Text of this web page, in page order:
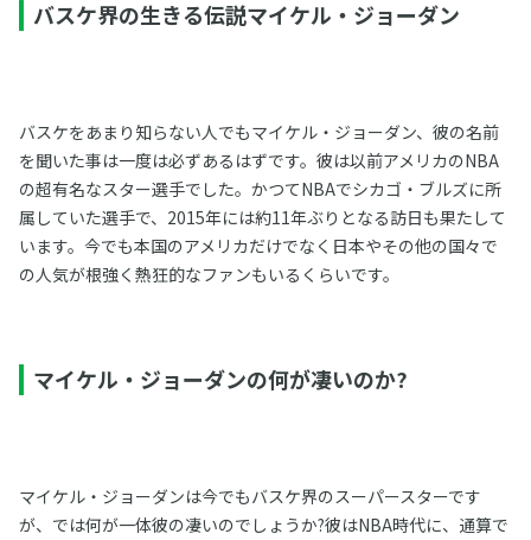
バスケ界の生きる伝説マイケル・ジョーダン
バスケをあまり知らない人でもマイケル・ジョーダン、彼の名前
を聞いた事は一度は必ずあるはずです。彼は以前アメリカのNBA
の超有名なスター選手でした。かつてNBAでシカゴ・ブルズに所
属していた選手で、2015年には約11年ぶりとなる訪日も果たして
います。今でも本国のアメリカだけでなく日本やその他の国々で
の人気が根強く熱狂的なファンもいるくらいです。
マイケル・ジョーダンの何が凄いのか?
マイケル・ジョーダンは今でもバスケ界のスーパースターです
が、では何が一体彼の凄いのでしょうか?彼はNBA時代に、通算で